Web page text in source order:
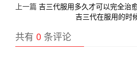
上一篇 吉三代服用多久才可以完全治
吉三代在服用的时
共有 0 条评论